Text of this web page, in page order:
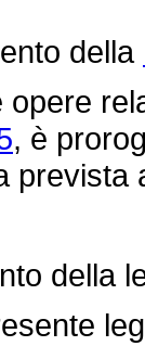
della
, è
prevista
della